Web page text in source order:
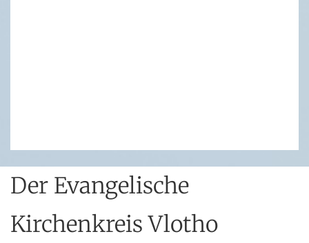
Der Evangelische
Kirchenkreis Vlotho